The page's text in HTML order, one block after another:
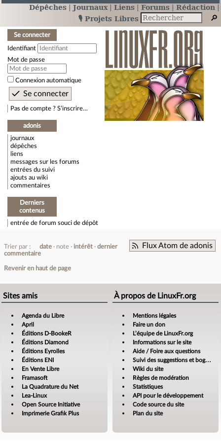
Dépêches Journaux Liens Forums
Rédaction
🎙️ Projets Libres
Se connecter
Identifiant
Mot de passe
Connexion automatique
Pas de compte ? S’inscrire…
adonis
journaux
dépêches
liens
messages sur les forums
entrées du suivi
ajouts au wiki
commentaires
Derniers
contenus
entrée de forum souci de dépôt
Flux Atom de adonis
Trier par : date note intérêt
dernier
commentaire
Revenir en haut de page
Sites amis
Agenda du Libre
April
Éditions D-BookeR
Éditions Diamond
Éditions Eyrolles
Éditions ENI
En Vente Libre
Framasoft
La Quadrature du Net
Lea-Linux
Open Source Initiative
Imprimerie Grafik Plus
À propos de LinuxFr.org
Mentions légales
Faire un don
L’équipe de LinuxFr.org
Informations sur le site
Aide / Foire aux questions
Suivi des suggestions et bogues
Wiki du site
Règles de modération
Statistiques
API pour le développement
Code source du site
Plan du site